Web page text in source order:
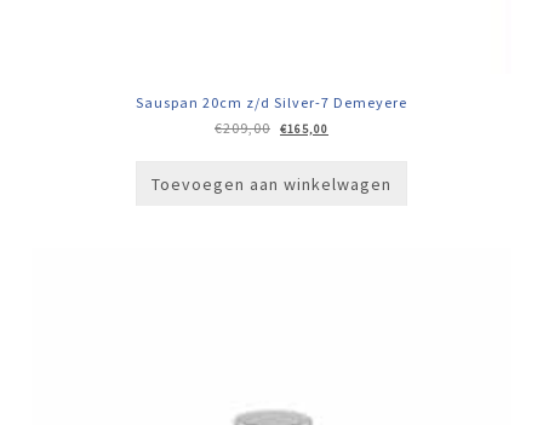
Sauspan 20cm z/d Silver-7 Demeyere
€209,00
Oorspronkelijke
prijs
€165,00
prijs
Toevoegen aan winkelwagen